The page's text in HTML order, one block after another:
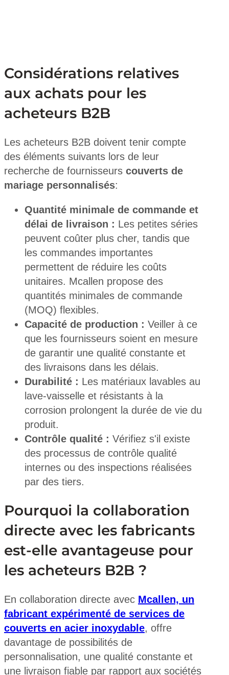
Considérations relatives
aux achats pour les
acheteurs B2B
Les acheteurs B2B doivent tenir compte
des éléments suivants lors de leur
recherche de fournisseurs couverts de
mariage personnalisés:
Quantité minimale de commande et
délai de livraison : Les petites séries
peuvent coûter plus cher, tandis que
les commandes importantes
permettent de réduire les coûts
unitaires. Mcallen propose des
quantités minimales de commande
(MOQ) flexibles.
Capacité de production : Veiller à ce
que les fournisseurs soient en mesure
de garantir une qualité constante et
des livraisons dans les délais.
Durabilité : Les matériaux lavables au
lave-vaisselle et résistants à la
corrosion prolongent la durée de vie du
produit.
Contrôle qualité : Vérifiez s'il existe
des processus de contrôle qualité
internes ou des inspections réalisées
par des tiers.
Pourquoi la collaboration
directe avec les fabricants
est-elle avantageuse pour
les acheteurs B2B ?
En collaboration directe avec Mcallen, un
fabricant expérimenté de services de
couverts en acier inoxydable, offre
davantage de possibilités de
personnalisation, une qualité constante et
une livraison fiable par rapport aux sociétés